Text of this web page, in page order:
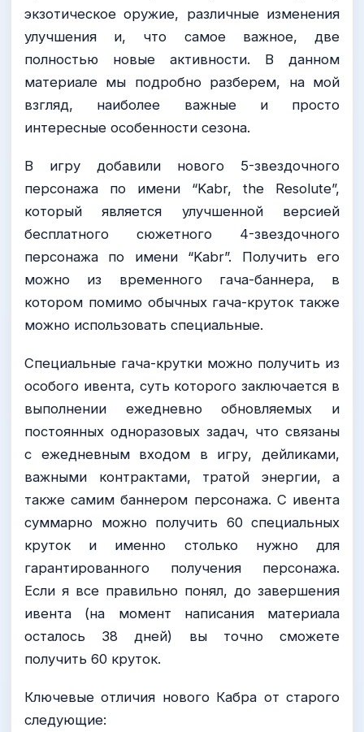
экзотическое оружие, различные изменения
улучшения и, что самое важное, две
полностью новые активности. В данном
материале мы подробно разберем, на мой
взгляд, наиболее важные и просто
интересные особенности сезона.
В игру добавили нового 5-звездочного
персонажа по имени “Kabr, the Resolute”,
который является улучшенной версией
бесплатного сюжетного 4-звездочного
персонажа по имени “Kabr”. Получить его
можно из временного гача-баннера, в
котором помимо обычных гача-круток также
можно использовать специальные.
Специальные гача-крутки можно получить из
особого ивента, суть которого заключается в
выполнении ежедневно обновляемых и
постоянных одноразовых задач, что связаны
с ежедневным входом в игру, дейликами,
важными контрактами, тратой энергии, а
также самим баннером персонажа. С ивента
суммарно можно получить 60 специальных
круток и именно столько нужно для
гарантированного получения персонажа.
Если я все правильно понял, до завершения
ивента (на момент написания материала
осталось 38 дней) вы точно сможете
получить 60 круток.
Ключевые отличия нового Кабра от старого
следующие: